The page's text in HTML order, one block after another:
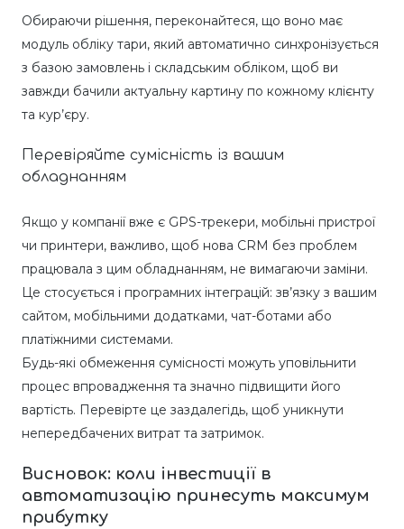
Обираючи рішення, переконайтеся, що воно має
модуль обліку тари, який автоматично синхронізується
з базою замовлень і складським обліком, щоб ви
завжди бачили актуальну картину по кожному клієнту
та кур’єру.
Перевіряйте сумісність із вашим
обладнанням
Якщо у компанії вже є GPS-трекери, мобільні пристрої
чи принтери, важливо, щоб нова CRM без проблем
працювала з цим обладнанням, не вимагаючи заміни.
Це стосується і програмних інтеграцій: зв’язку з вашим
сайтом, мобільними додатками, чат-ботами або
платіжними системами.
Будь-які обмеження сумісності можуть уповільнити
процес впровадження та значно підвищити його
вартість. Перевірте це заздалегідь, щоб уникнути
непередбачених витрат та затримок.
Висновок: коли інвестиції в
автоматизацію принесуть максимум
прибутку